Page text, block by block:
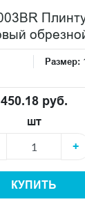
Размер:
450.18 руб.
шт
+
КУПИТЬ